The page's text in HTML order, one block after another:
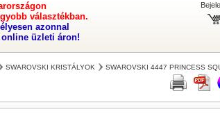
választékban.
azonnal
üzleti áron!
SWAROVSKI KRISTÁLYOK SWAROVSKI 4447 PRINCESS